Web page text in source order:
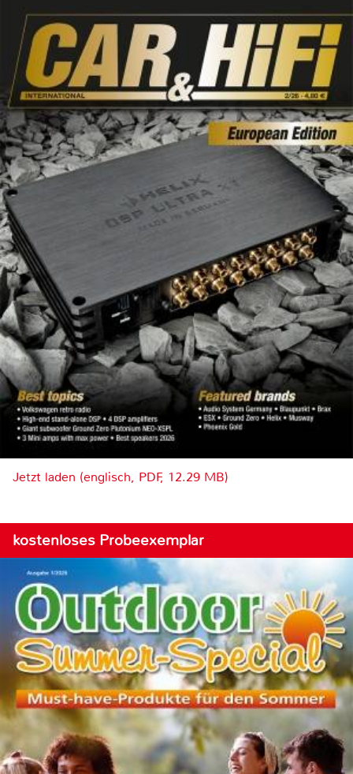
Jetzt laden (englisch, PDF, 12.29 MB)
kostenloses Probeexemplar